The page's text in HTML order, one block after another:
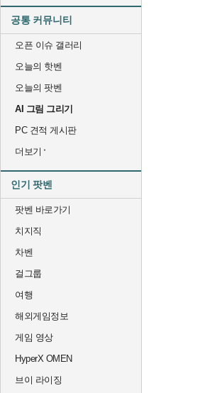
공통 커뮤니티
오픈 이슈 갤러리
오늘의 핫벤
오늘의 팟벤
AI 그림 그리기
PC 견적 게시판
더보기
인기 팟벤
팟벤 바로가기
치지직
차벤
걸그룹
여행
해외게임정보
게임 영상
HyperX OMEN
브이 라이징